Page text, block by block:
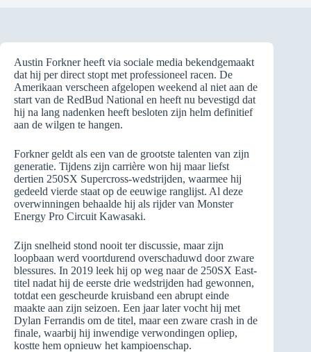
Austin Forkner heeft via sociale media bekendgemaakt
dat hij per direct stopt met professioneel racen. De
Amerikaan verscheen afgelopen weekend al niet aan de
start van de RedBud National en heeft nu bevestigd dat
hij na lang nadenken heeft besloten zijn helm definitief
aan de wilgen te hangen.
Forkner geldt als een van de grootste talenten van zijn
generatie. Tijdens zijn carrière won hij maar liefst
dertien 250SX Supercross-wedstrijden, waarmee hij
gedeeld vierde staat op de eeuwige ranglijst. Al deze
overwinningen behaalde hij als rijder van Monster
Energy Pro Circuit Kawasaki.
Zijn snelheid stond nooit ter discussie, maar zijn
loopbaan werd voortdurend overschaduwd door zware
blessures. In 2019 leek hij op weg naar de 250SX East-
titel nadat hij de eerste drie wedstrijden had gewonnen,
totdat een gescheurde kruisband een abrupt einde
maakte aan zijn seizoen. Een jaar later vocht hij met
Dylan Ferrandis om de titel, maar een zware crash in de
finale, waarbij hij inwendige verwondingen opliep,
kostte hem opnieuw het kampioenschap.